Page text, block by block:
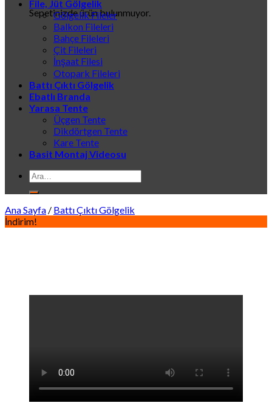
Sepetinizde ürün bulunmuyor.
File, Jüt Gölgelik
Gölgelik Fileler
Balkon Fileleri
Bahçe Fileleri
Çit Fileleri
İnşaat Filesi
Otopark Fileleri
Battı Çıktı Gölgelik
Ebatlı Branda
Yarasa Tente
Üçgen Tente
Dikdörtgen Tente
Kare Tente
Basit Montaj Videosu
Ara:
Ana Sayfa / Battı Çıktı Gölgelik
İndirim!